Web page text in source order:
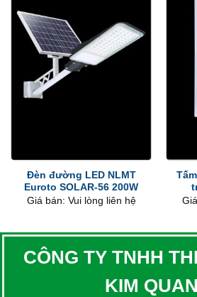
Đèn đường LED NLMT
Euroto SOLAR-56 200W
Giá bán: Vui lòng liên hệ
CÔNG TY TNHH
KIM